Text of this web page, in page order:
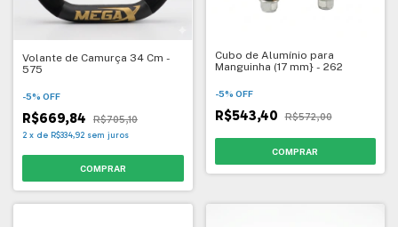
Volante de Camurça 34 Cm -
575
-5% OFF
R$669,84 R$705,10
2 x de R$334,92 sem juros
Cubo de Alumínio para
Manguinha (17 mm} - 262
-5% OFF
R$543,40 R$572,00